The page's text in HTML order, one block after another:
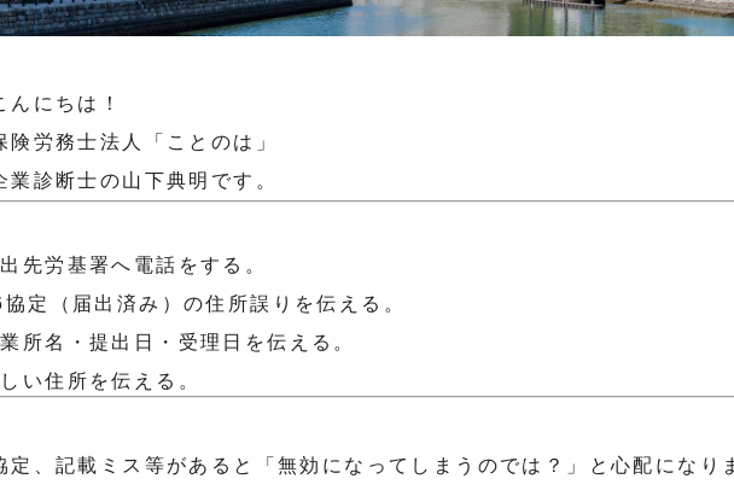
んにちは！
険労務士法人「ことのは」
業診断士の山下典明です。
先労基署へ電話をする。
定（届出済み）の住所誤りを伝える。
所名・提出日・受理日を伝える。
い住所を伝える。
定、記載ミス等があると「無効になってしまうのでは？」と心配になり